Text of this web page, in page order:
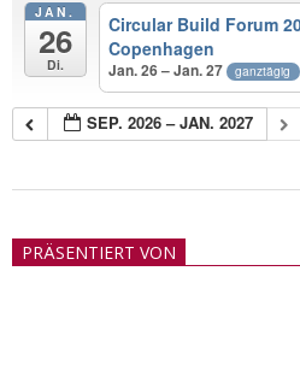
JAN.
26
Di.
Circular Build Forum
Copenhagen
Jan. 26 – Jan. 27 ganztägig
SEP. 2026 – JAN. 2027
21PRÄSENTIERT VON